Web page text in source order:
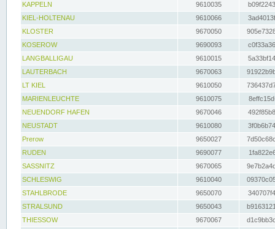
KAPPELN
9610035
KIEL-HOLTENAU
9610066
KLOSTER
9670050
KOSEROW
9690093
LANGBALLIGAU
9610015
LAUTERBACH
9670063
LT KIEL
9610050
MARIENLEUCHTE
9610075
NEUENDORF HAFEN
9670046
NEUSTADT
9610080
Prerow
9650027
RUDEN
9690077
SASSNITZ
9670065
SCHLESWIG
9610040
STAHLBRODE
9650070
STRALSUND
9650043
THIESSOW
9670067